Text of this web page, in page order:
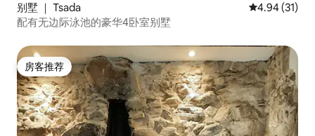
别墅 ｜ Tsada 平均评分
4.94 (31)
配有无边际泳池的豪华4卧室别墅
房客推荐
房客推荐